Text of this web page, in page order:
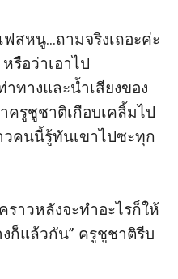
สหนู...ถามจริงเถอะค่ะ
หรือว่าเอาไป
ทางและน้ำเสียงของ
ครูชูชาติเกือบเคลิ้มไป
วคนนี้รู้ทันเขาไปซะทุก
าวหลังจะทำอะไรก็ให้
ก็แล้วกัน” ครูชูชาติรีบ